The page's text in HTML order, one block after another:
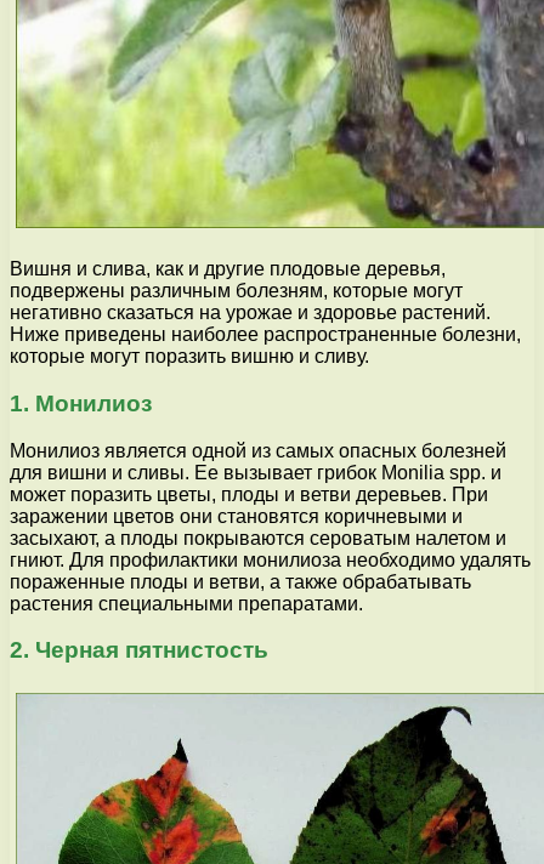
Вишня и слива, как и другие плодовые деревья,
подвержены различным болезням, которые могут
негативно сказаться на урожае и здоровье растений.
Ниже приведены наиболее распространенные болезни,
которые могут поразить вишню и сливу.
1. Монилиоз
Монилиоз является одной из самых опасных болезней
для вишни и сливы. Ее вызывает грибок Monilia spp. и
может поразить цветы, плоды и ветви деревьев. При
заражении цветов они становятся коричневыми и
засыхают, а плоды покрываются сероватым налетом и
гниют. Для профилактики монилиоза необходимо удалять
пораженные плоды и ветви, а также обрабатывать
растения специальными препаратами.
2. Черная пятнистость